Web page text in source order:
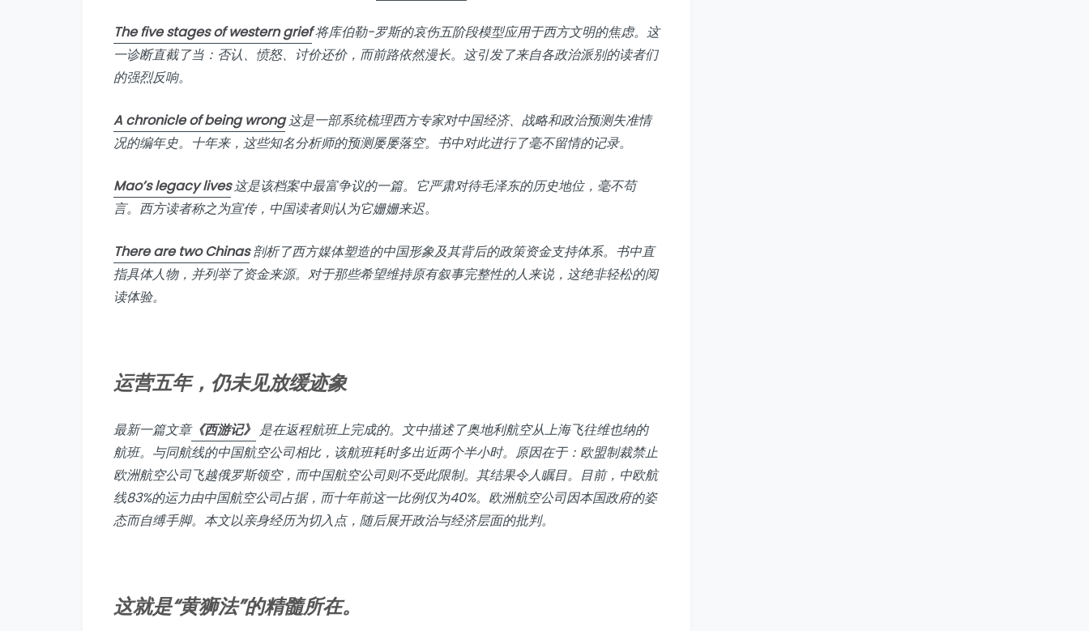
The five stages of western grief将库伯勒-罗斯的哀伤五阶段模型应用于西方文明的焦虑。这
一诊断直截了当：否认、愤怒、讨价还价，而前路依然漫长。这引发了来自各政治派别的读者们
的强烈反响。
A chronicle of being wrong这是一部系统梳理西方专家对中国经济、战略和政治预测失准情
况的编年史。十年来，这些知名分析师的预测屡屡落空。书中对此进行了毫不留情的记录。
Mao’s legacy lives这是该档案中最富争议的一篇。它严肃对待毛泽东的历史地位，毫不苟
言。西方读者称之为宣传，中国读者则认为它姗姗来迟。
There are two Chinas剖析了西方媒体塑造的中国形象及其背后的政策资金支持体系。书中直
指具体人物，并列举了资金来源。对于那些希望维持原有叙事完整性的人来说，这绝非轻松的阅
读体验。
运营五年，仍未见放缓迹象
最新一篇文章《西游记》 是在返程航班上完成的。文中描述了奥地利航空从上海飞往维也纳的
航班。与同航线的中国航空公司相比，该航班耗时多出近两个半小时。原因在于：欧盟制裁禁止
欧洲航空公司飞越俄罗斯领空，而中国航空公司则不受此限制。其结果令人瞩目。目前，中欧航
线83%的运力由中国航空公司占据，而十年前这一比例仅为40%。欧洲航空公司因本国政府的姿
态而自缚手脚。本文以亲身经历为切入点，随后展开政治与经济层面的批判。
这就是“黄狮法”的精髓所在。